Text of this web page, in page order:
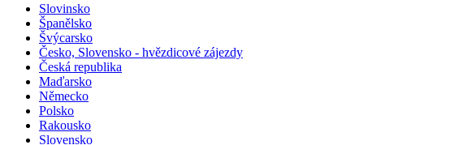
Slovinsko
Španělsko
Švýcarsko
Česko, Slovensko - hvězdicové zájezdy
Česká republika
Maďarsko
Německo
Polsko
Rakousko
Slovensko